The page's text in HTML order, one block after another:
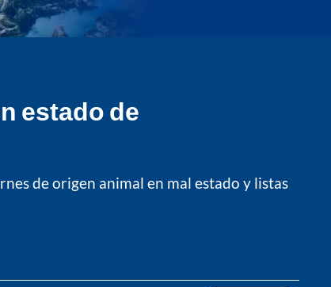
estado de
de origen animal en mal estado y listas